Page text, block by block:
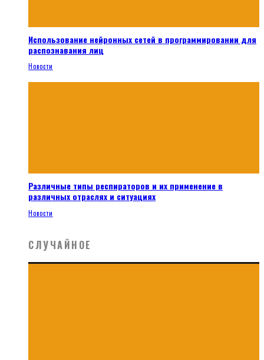
Использование нейронных сетей в программировании для
распознавания лиц
Новости
Различные типы респираторов и их применение в
различных отраслях и ситуациях
Новости
СЛУЧАЙНОЕ